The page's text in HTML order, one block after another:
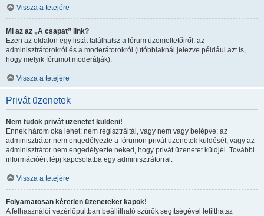
Vissza a tetejére
Mi az az „A csapat” link?
Ezen az oldalon egy listát találhatsz a fórum üzemeltetőiről: az
adminisztrátorokról és a moderátorokról (utóbbiaknál jelezve például azt is,
hogy melyik fórumot moderálják).
Vissza a tetejére
Privát üzenetek
Nem tudok privát üzenetet küldeni!
Ennek három oka lehet: nem regisztráltál, vagy nem vagy belépve; az
adminisztrátor nem engedélyezte a fórumon privát üzenetek küldését; vagy az
adminisztrátor nem engedélyezte neked, hogy privát üzenetet küldjél. További
információért lépj kapcsolatba egy adminisztrátorral.
Vissza a tetejére
Folyamatosan kéretlen üzeneteket kapok!
A felhasználói vezérlőpultban beállítható szűrők segítségével letilthatsz